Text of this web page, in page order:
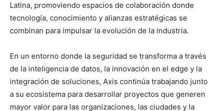
Latina, promoviendo espacios de colaboración donde
tecnología, conocimiento y alianzas estratégicas se
combinan para impulsar la evolución de la industria.
En un entorno donde la seguridad se transforma a través
de la inteligencia de datos, la innovación en el edge y la
integración de soluciones, Axis continúa trabajando junto
a su ecosistema para desarrollar proyectos que generen
mayor valor para las organizaciones, las ciudades y la